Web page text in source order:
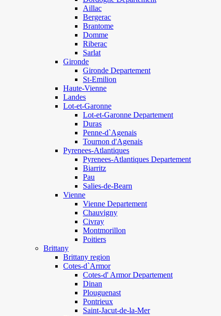
Aillac
Bergerac
Brantome
Domme
Riberac
Sarlat
Gironde
Gironde Departement
St-Emilion
Haute-Vienne
Landes
Lot-et-Garonne
Lot-et-Garonne Departement
Duras
Penne-d`Agenais
Tournon d'Agenais
Pyrenees-Atlantiques
Pyrenees-Atlantiques Departement
Biarritz
Pau
Salies-de-Bearn
Vienne
Vienne Departement
Chauvigny
Civray
Montmorillon
Poitiers
Brittany
Brittany region
Cotes-d`Armor
Cotes-d' Armor Departement
Dinan
Plouguenast
Pontrieux
Saint-Jacut-de-la-Mer